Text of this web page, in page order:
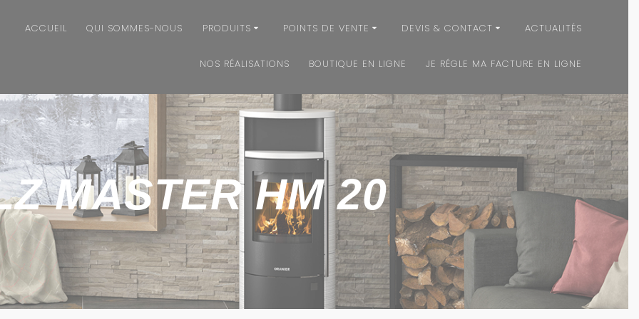
ACCUEIL QUI SOMMES-NOUS PRODUITS POINTS DE VENTE DEVIS & CONTACT ACTUALITÉS
NOS RÉALISATIONS BOUTIQUE EN LIGNE JE RÉGLE MA FACTURE EN LIGNE
MASTER HM 20